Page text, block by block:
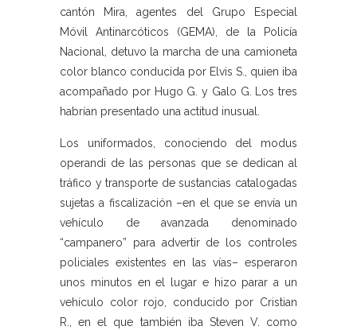
cantón Mira, agentes del Grupo Especial
Móvil Antinarcóticos (GEMA), de la Policía
Nacional, detuvo la marcha de una camioneta
color blanco conducida por Elvis S., quien iba
acompañado por Hugo G. y Galo G. Los tres
habrían presentado una actitud inusual.
Los uniformados, conociendo del modus
operandi de las personas que se dedican al
tráfico y transporte de sustancias catalogadas
sujetas a fiscalización –en el que se envía un
vehículo de avanzada denominado
“campanero” para advertir de los controles
policiales existentes en las vías– esperaron
unos minutos en el lugar e hizo parar a un
vehículo color rojo, conducido por Cristian
R., en el que también iba Steven V. como